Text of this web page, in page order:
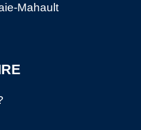
Mahault